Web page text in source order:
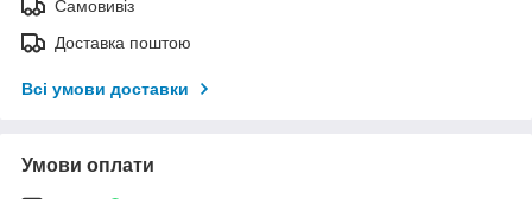
Самовивіз
Доставка поштою
Всі умови доставки
Умови оплати